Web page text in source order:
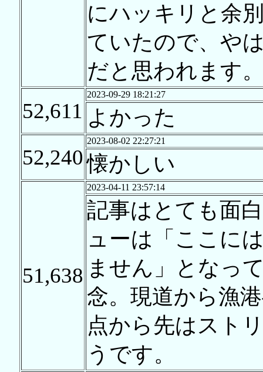
にハッキリと余
ていたので、や
だと思われます
52,611
2023-09-29 18:21:27
よかった
52,240
2023-08-02 22:27:21
懐かしい
51,638
2023-04-11 23:57:14
記事はとても面
ューは「ここに
ません」となっ
念。現道から漁
点から先はスト
うです。